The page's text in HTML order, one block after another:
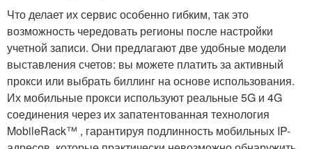
Что делает их сервис особенно гибким, так это
возможность чередовать регионы после настройки
учетной записи. Они предлагают две удобные модели
выставления счетов: вы можете платить за активный
прокси или выбрать биллинг на основе использования.
Их мобильные прокси используют реальные 5G и 4G
соединения через их запатентованная технология
MobileRack™ , гарантируя подлинность мобильных IP-